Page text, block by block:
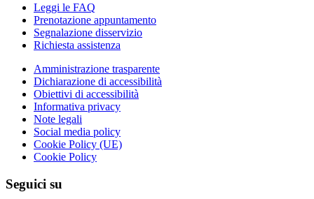
Leggi le FAQ
Prenotazione appuntamento
Segnalazione disservizio
Richiesta assistenza
Amministrazione trasparente
Dichiarazione di accessibilità
Obiettivi di accessibilità
Informativa privacy
Note legali
Social media policy
Cookie Policy (UE)
Cookie Policy
Seguici su